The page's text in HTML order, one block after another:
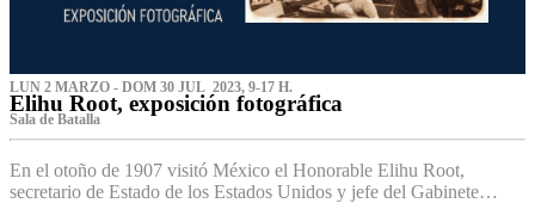
LUN 2 MARZO - DOM 30 JUL 2023, 9-17 H.
Elihu Root, exposición fotográfica
Sala de Batalla
En el otoño de 1907 visitó México el Honorable Elihu Root,
secretario de Estado de los Estados Unidos y jefe del Gabinete…